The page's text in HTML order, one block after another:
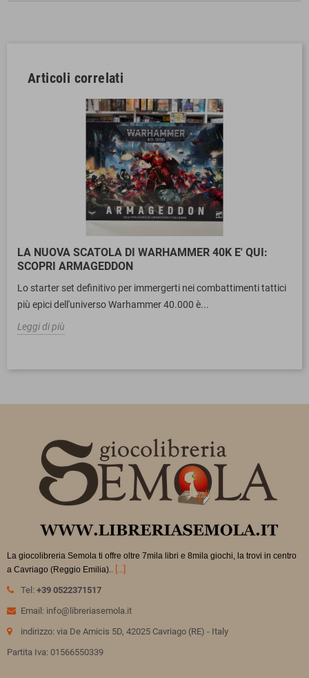
Articoli correlati
LA NUOVA SCATOLA DI WARHAMMER 40K E' QUI:
SCOPRI ARMAGEDDON
Lo starter set definitivo per immergerti nei combattimenti tattici
più epici dell'universo Warhammer 40.000 è...
Leggi di più
La giocolibreria Semola ti offre oltre 7mila libri e 8mila giochi, la trovi in centro
a Cavriago (Reggio Emilia). . [...]
Tel: +39 0522371517
Email: info@libreriasemola.it
indirizzo: via De Amicis 5D, 42025 Cavriago (RE) - Italy
Partita Iva: 01566550339